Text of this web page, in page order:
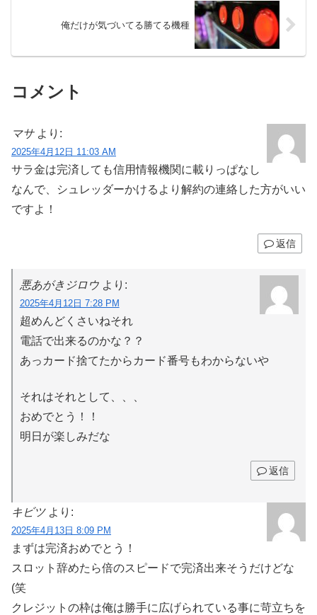
俺だけが気づいてる勝てる機種
コメント
マサ より:
2025年4月12日 11:03 AM
サラ金は完済しても信用情報機関に載りっぱなし
なんで、シュレッダーかけるより解約の連絡した方がいい
ですよ！
返信
悪あがきジロウ より:
2025年4月12日 7:28 PM
超めんどくさいねそれ
電話で出来るのかな？？
あっカード捨てたからカード番号もわからないや
それはそれとして、、、
おめでとう！！
明日が楽しみだな
返信
キビツ より:
2025年4月13日 8:09 PM
まずは完済おめでとう！
スロット辞めたら倍のスピードで完済出来そうだけどな
(笑
クレジットの枠は俺は勝手に広げられている事に苛立ちを